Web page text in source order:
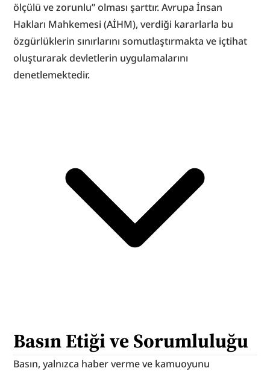
ölçülü ve zorunlu” olması şarttır. Avrupa İnsan
Hakları Mahkemesi (AİHM), verdiği kararlarla bu
özgürlüklerin sınırlarını somutlaştırmakta ve içtihat
oluşturarak devletlerin uygulamalarını
denetlemektedir.
Basın Etiği ve Sorumluluğu
Basın, yalnızca haber verme ve kamuoyunu